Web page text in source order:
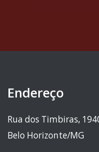
Endereço
Rua dos Timbiras,
Belo Horizonte/MG